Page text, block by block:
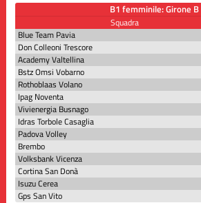
B1 femminile: Girone B
Squadra
Blue Team Pavia
Don Colleoni Trescore
Academy Valtellina
Bstz Omsi Vobarno
Rothoblaas Volano
Ipag Noventa
Vivienergia Busnago
Idras Torbole Casaglia
Padova Volley
Brembo
Volksbank Vicenza
Cortina San Donà
Isuzu Cerea
Gps San Vito